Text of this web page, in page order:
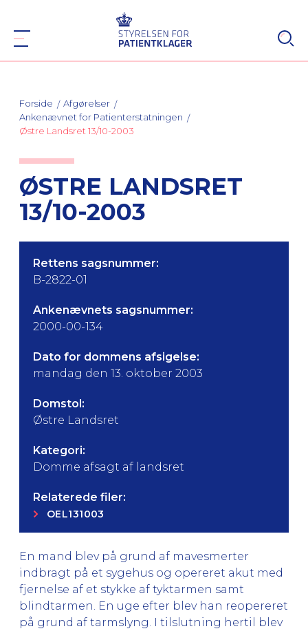
Forside
Afgørelser
Ankenævnet for Patienterstatningen
Østre Landsret 13/10-2003
ØSTRE LANDSRET
13/10-2003
Rettens sagsnummer:
B-2822-01
Ankenævnets sagsnummer:
2000-00-134
Dato for dommens afsigelse:
mandag den 13. oktober 2003
Domstol:
Østre Landsret
Kategori:
Domme afsagt af landsret
Relaterede filer:
OEL131003
En mand blev på grund af mavesmerter
indbragt på et sygehus og opereret akut med
fjernelse af et stykke af tyktarmen samt
blindtarmen. En uge efter blev han reopereret
på grund af tarmslyng. I tilslutning hertil blev